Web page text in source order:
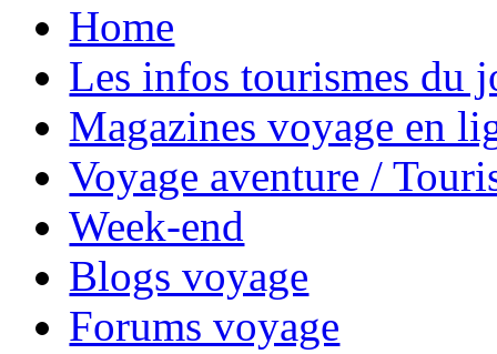
Home
Les infos tourismes du
Magazines voyage en
Voyage aventure /
Week-end
Blogs voyage
Forums voyage